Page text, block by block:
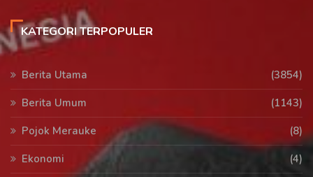
KATEGORI TERPOPULER
Berita Utama
(3854)
Berita Umum
(1143)
Pojok Merauke
(8)
Ekonomi
(4)